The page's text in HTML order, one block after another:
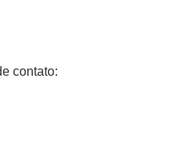
contato: